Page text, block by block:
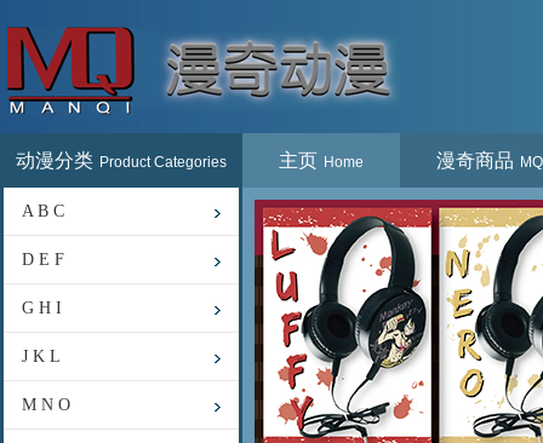
动漫分类 Product Categories
A B C
D E F
G H I
J K L
M N O
主页 Home 漫奇商品